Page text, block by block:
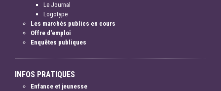
Le Journal
Logotype
Les marchés publics en cours
Offre d'emploi
Enquêtes publiques
INFOS PRATIQUES
Enfance et jeunesse